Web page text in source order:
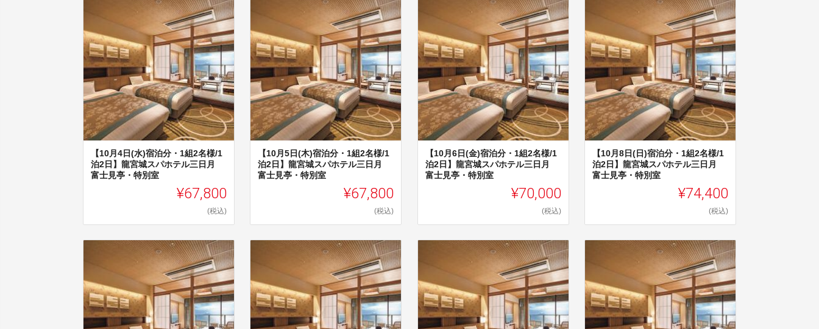
【10月4日(水)宿泊分・1組2名様/1
泊2日】龍宮城スパホテル三日月
富士見亭・特別室
¥67,800
(税込)
【10月5日(木)宿泊分・1組2名様/1
泊2日】龍宮城スパホテル三日月
富士見亭・特別室
¥67,800
(税込)
【10月6日(金)宿泊分・1組2名様/1
泊2日】龍宮城スパホテル三日月
富士見亭・特別室
¥70,000
(税込)
【10月8日(日)宿泊分・1組2名様/1
泊2日】龍宮城スパホテル三日月
富士見亭・特別室
¥74,400
(税込)